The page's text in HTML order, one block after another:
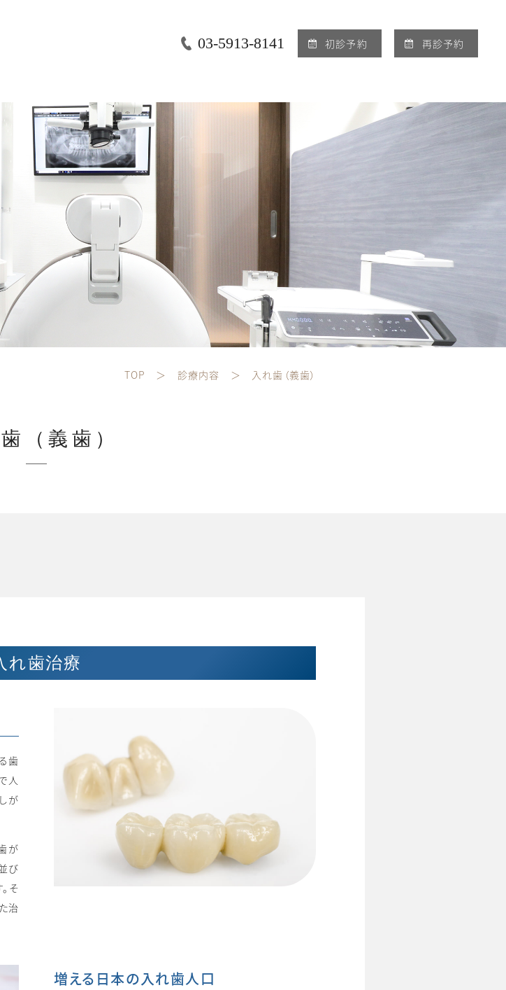
03-5913-8141 初診予約 再診予約
TOP 診療内容 入れ歯（義歯）
（義歯）
れ歯治療
歯
人
が
が
び
そ
治
増える日本の入れ歯人口